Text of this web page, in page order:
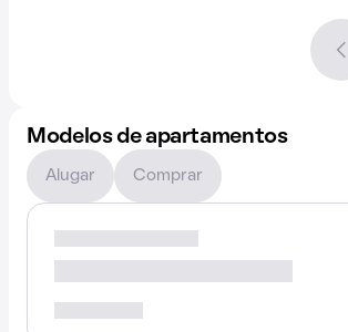
Modelos de apartamentos
Alugar Comprar